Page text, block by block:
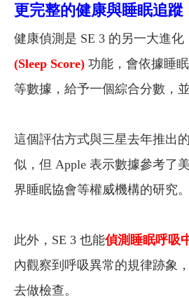
更完整的健康與睡眠追蹤
健康偵測是 SE 3 的另一大進化
(Sleep Score) 功能，會依據睡
等數據，給予一個綜合分數，
這個評估方式與三星去年推出
似，但 Apple 表示數據參考了
界睡眠協會等權威機構的研究。
此外，SE 3 也能偵測睡眠呼吸
內觀察到呼吸異常的規律跡象
去做檢查。